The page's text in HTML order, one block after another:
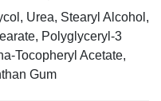
Urea, Stearyl Alcohol,
Polyglyceryl-3
Tocopheryl Acetate,
Gum